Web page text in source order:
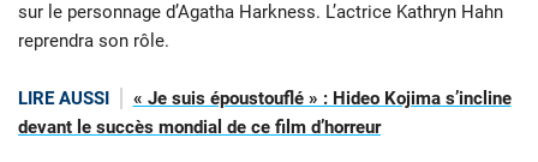
sur le personnage d’Agatha Harkness. L’actrice Kathryn Hahn
reprendra son rôle.
LIRE AUSSI
« Je suis époustouflé » : Hideo Kojima s’incline
devant le succès mondial de ce film d’horreur